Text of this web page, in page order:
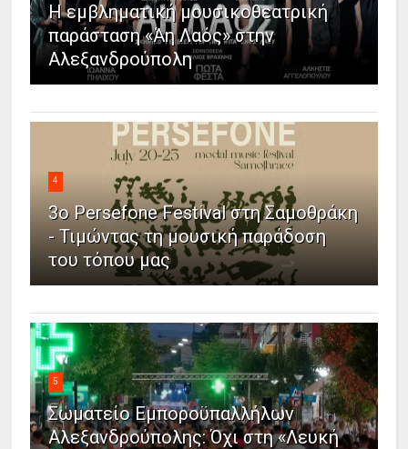
Η εμβληματική μουσικοθεατρική
παράσταση «Άη Λαός» στην
Αλεξανδρούπολη
4
3ο Persefone Festival στη Σαμοθράκη
- Τιμώντας τη μουσική παράδοση
του τόπου μας
5
Σωματείο Εμποροϋπαλλήλων
Αλεξανδρούπολης: Όχι στη «Λευκή